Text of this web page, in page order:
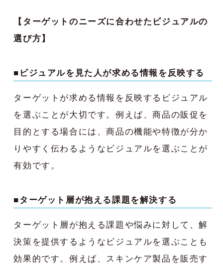
【ターゲットのニーズに合わせたビジュアルの
選び方】
■ビジュアルを見た人が求める情報を反映する
ターゲットが求める情報を反映するビジュアル
を選ぶことが大切です。例えば、商品の販促を
目的とする場合には、商品の機能や特徴が分か
りやすく伝わるようなビジュアルを選ぶことが
有効です。
■ターゲット層が抱える課題を解決する
ターゲット層が抱える課題や悩みに対して、解
決策を提供するようなビジュアルを選ぶことも
効果的です。例えば、スキンケア製品を販売す